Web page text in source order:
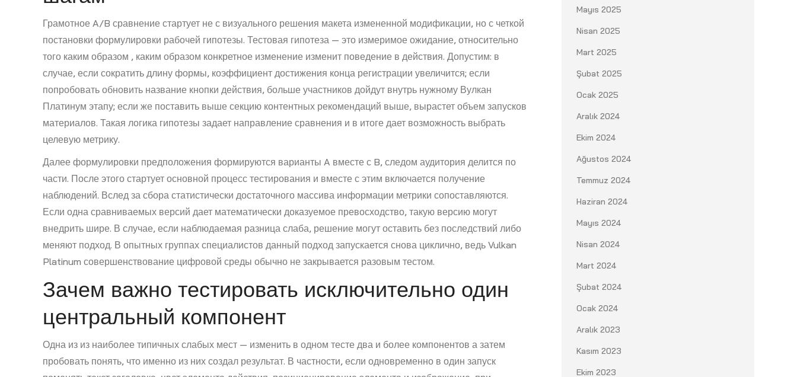
Грамотное A/B сравнение стартует не с визуального решения макета измененной модификации, но с четкой
постановки формулировки рабочей гипотезы. Тестовая гипотеза — это измеримое ожидание, относительно
того каким образом , каким образом конкретное изменение изменит поведение в действия. Допустим: в
случае, если сократить длину формы, коэффициент достижения конца регистрации увеличится; если
попробовать обновить название кнопки действия, больше участников дойдут внутрь нужному Вулкан
Платинум этапу; если же поставить выше секцию контентных рекомендаций выше, вырастет объем запусков
материалов. Такая логика гипотезы задает направление сравнения и в итоге дает возможность выбрать
целевую метрику.
Далее формулировки предположения формируются варианты A вместе с B, следом аудитория делится по
части. После этого стартует основной процесс тестирования и вместе с этим включается получение
наблюдений. Вслед за сбора статистически достаточного массива информации метрики сопоставляются.
Если одна сравниваемых версий дает математически доказуемое превосходство, такую версию могут
внедрить шире. В случае, если наблюдаемая разница слаба, решение могут оставить без последствий либо
меняют подход. В опытных группах специалистов данный подход запускается снова циклично, ведь Vulkan
Platinum совершенствование цифровой среды обычно не закрывается разовым тестом.
Зачем важно тестировать исключительно один
центральный компонент
Одна из из наиболее типичных слабых мест — изменить в одном тесте два и более компонентов а затем
пробовать понять, что именно из них создал результат. В частности, если одновременно в один запуск
Mayıs 2025
Nisan 2025
Mart 2025
Şubat 2025
Ocak 2025
Aralık 2024
Ekim 2024
Ağustos 2024
Temmuz 2024
Haziran 2024
Mayıs 2024
Nisan 2024
Mart 2024
Şubat 2024
Ocak 2024
Aralık 2023
Kasım 2023
Ekim 2023